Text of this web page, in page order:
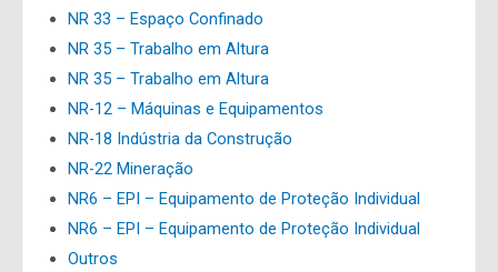
NR 33 – Espaço Confinado
NR 35 – Trabalho em Altura
NR 35 – Trabalho em Altura
NR-12 – Máquinas e Equipamentos
NR-18 Indústria da Construção
NR-22 Mineração
NR6 – EPI – Equipamento de Proteção Individual
NR6 – EPI – Equipamento de Proteção Individual
Outros